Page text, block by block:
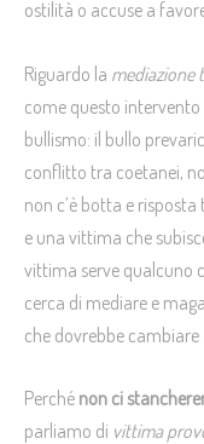
ostilità o accuse a
Riguardo la mediazione
come questo
bullismo: il bullo
conflitto tra coetanei,
non c’è botta e
e una vittima che
vittima serve qualcuno
cerca di mediare e
che dovrebbe
Perché non ci
parliamo di vittima